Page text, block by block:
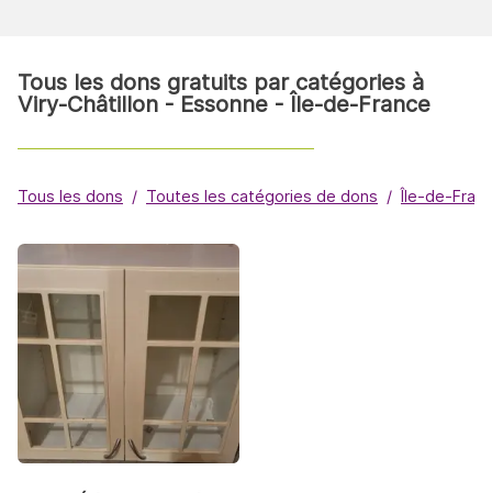
Tous les dons gratuits par catégories à
Viry-Châtillon - Essonne - Île-de-France
Tous les dons Toutes les catégories de dons Île-de-